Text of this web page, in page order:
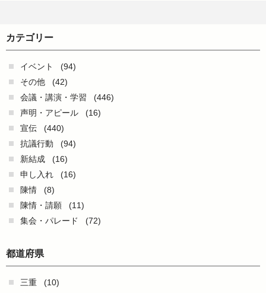
カテゴリー
イベント
(94)
その他
(42)
会議・講演・学習
(446)
声明・アピール
(16)
宣伝
(440)
抗議行動
(94)
新結成
(16)
申し入れ
(16)
陳情
(8)
陳情・請願
(11)
集会・パレード
(72)
都道府県
三重
(10)